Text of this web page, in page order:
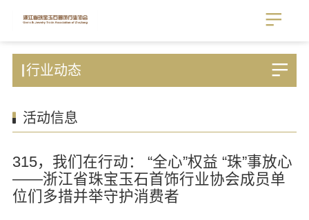
行业动态
活动信息
315，我们在行动： “全心”权益 “珠”事放心
——浙江省珠宝玉石首饰行业协会成员单
位们多措并举守护消费者